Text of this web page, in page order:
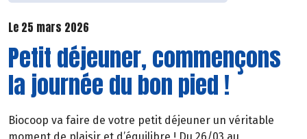
Le 25 mars 2026
Petit déjeuner, commençons
la journée du bon pied !
Biocoop va faire de votre petit déjeuner un véritable